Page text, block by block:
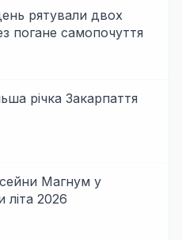
рятували двох
погане самопочуття
річка Закарпаття
Магнум у
літа 2026